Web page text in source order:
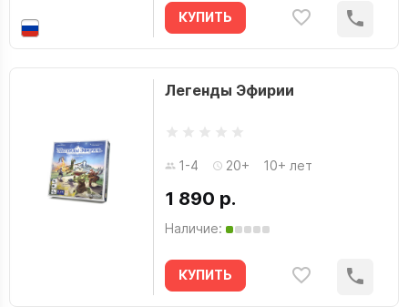
КУПИТЬ
Легенды Эфирии
1-4 20+ 10+ лет
1 890 р.
Наличие:
КУПИТЬ